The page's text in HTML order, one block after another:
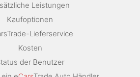
Leistungen
Kaufoptionen
Lieferservice
Kosten
der Benutzer